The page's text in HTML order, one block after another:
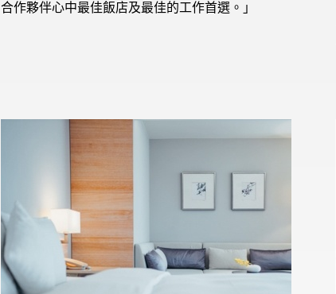
合作夥伴心中最佳飯店及最佳的工作首選。」